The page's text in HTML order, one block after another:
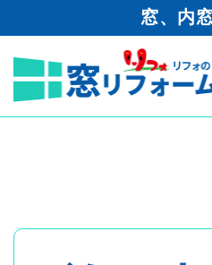
窓、内
- 内窓・二重
窓リフォーム
内窓設置・防音